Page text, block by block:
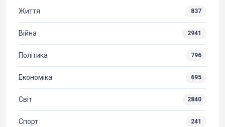
Життя 837
Війна 2941
Політика 796
Економіка 695
Світ 2840
Спорт 241